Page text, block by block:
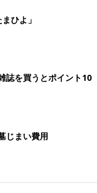
ひよ」
誌を買うとポイント10
じまい費用